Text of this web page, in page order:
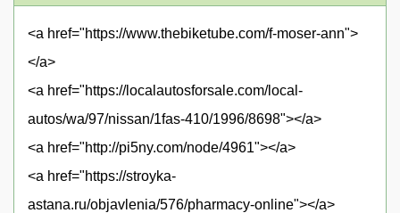
<a href="https://www.thebiketube.com/f-moser-ann">
</a>
<a href="https://localautosforsale.com/local-
autos/wa/97/nissan/1fas-410/1996/8698"></a>
<a href="http://pi5ny.com/node/4961"></a>
<a href="https://stroyka-
astana.ru/objavlenia/576/pharmacy-online"></a>